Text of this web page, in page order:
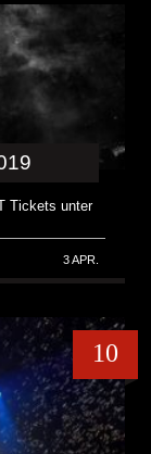
Tickets unter
3 APR.
10